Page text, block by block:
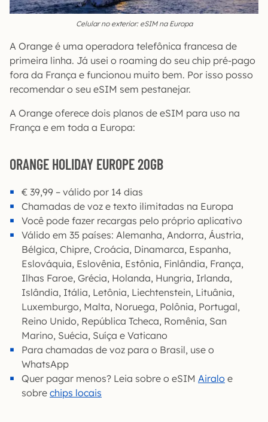
Celular no exterior: eSIM na Europa
A Orange é uma operadora telefônica francesa de
primeira linha. Já usei o roaming do seu chip pré-pago
fora da França e funcionou muito bem. Por isso posso
recomendar o seu eSIM sem pestanejar.
A Orange oferece dois planos de eSIM para uso na
França e em toda a Europa:
ORANGE HOLIDAY EUROPE 20GB
€ 39,99 – válido por 14 dias
Chamadas de voz e texto ilimitadas na Europa
Você pode fazer recargas pelo próprio aplicativo
Válido em 35 países: Alemanha, Andorra, Áustria,
Bélgica, Chipre, Croácia, Dinamarca, Espanha,
Eslováquia, Eslovênia, Estônia, Finlândia, França,
Ilhas Faroe, Grécia, Holanda, Hungria, Irlanda,
Islândia, Itália, Letônia, Liechtenstein, Lituânia,
Luxemburgo, Malta, Noruega, Polônia, Portugal,
Reino Unido, República Tcheca, Romênia, San
Marino, Suécia, Suíça e Vaticano
Para chamadas de voz para o Brasil, use o
WhatsApp
Quer pagar menos? Leia sobre o eSIM Airalo e
sobre chips locais